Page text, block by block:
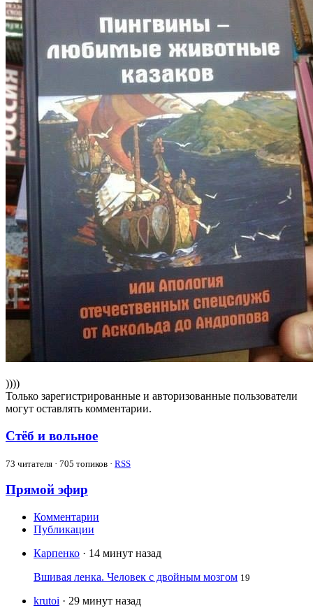
))))
Только зарегистрированные и авторизованные пользователи
могут оставлять комментарии.
Стёб и вольное
73 читателя · 705 топиков · RSS
Прямой эфир
Комментарии
Публикации
Карпенко · 14 минут назад
Вшивая ленка. Человек с двойным мозгом 19
krutoi · 29 минут назад